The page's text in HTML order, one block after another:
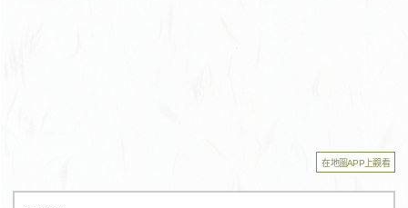
在地圖APP上觀看